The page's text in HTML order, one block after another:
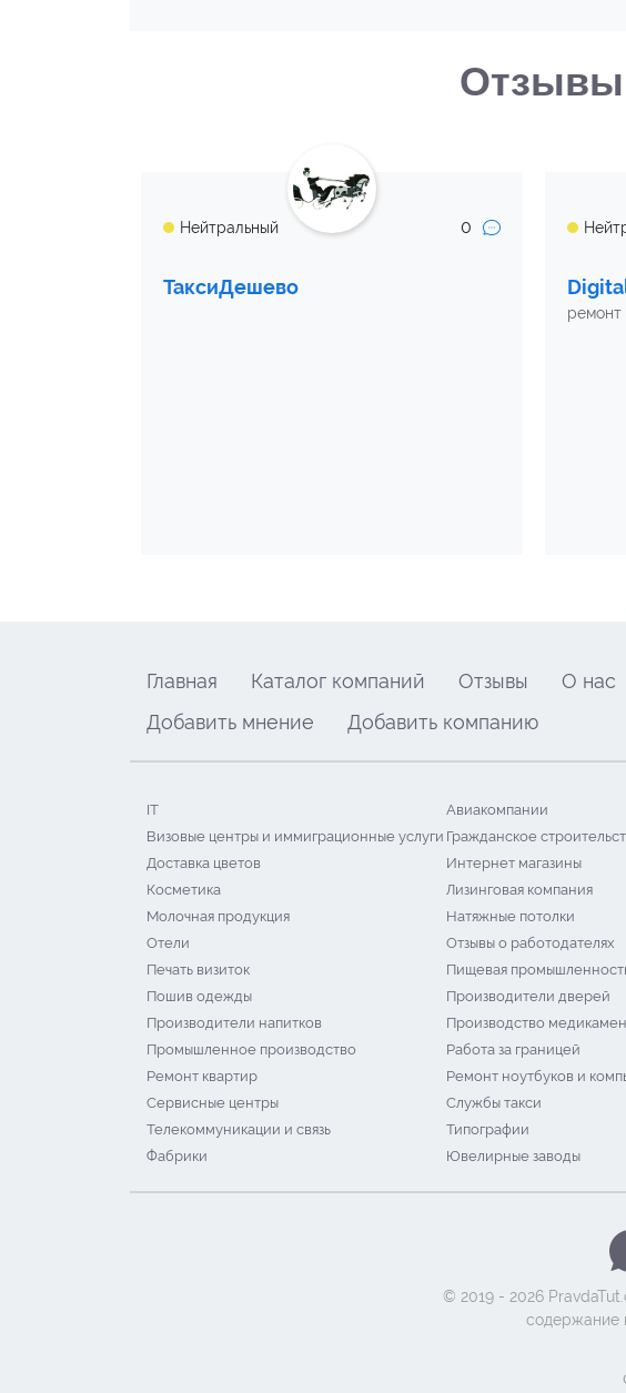
Отзывы
Нейтральный 0
ТаксиДешево
ремонт
Главная Каталог компаний Отзывы О нас
Добавить мнение
Добавить компанию
IT Авиакомпании
Визовые центры и иммиграционные услуги Гражданское
Доставка цветов
Интернет магазины
Косметика
Лизинговая компания
Молочная продукция
Натяжные потолки
Отели
Отзывы о работодателях
Печать визиток
Пищевая
Пошив одежды
Производители дверей
Производители напитков
Производство
Промышленное производство
Работа за границей
Ремонт квартир
Ремонт ноутбуков и
Сервисные центры
Службы такси
Телекоммуникации и связь
Типографии
Фабрики
Ювелирные заводы
© 2019 - 2026
содержание